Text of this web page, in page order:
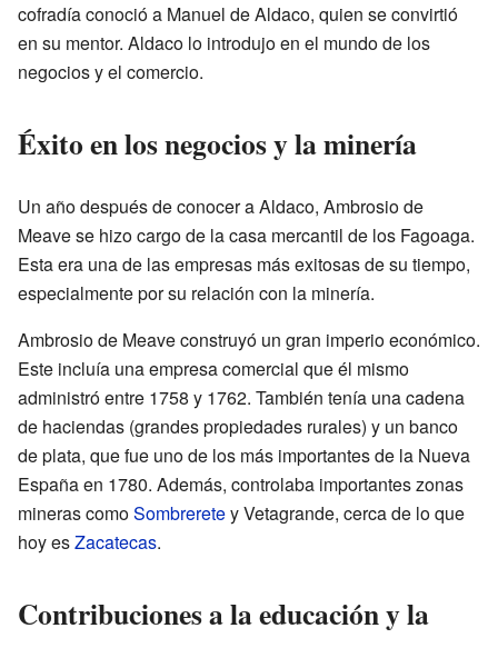
cofradía conoció a Manuel de Aldaco, quien se convirtió
en su mentor. Aldaco lo introdujo en el mundo de los
negocios y el comercio.
Éxito en los negocios y la minería
Un año después de conocer a Aldaco, Ambrosio de
Meave se hizo cargo de la casa mercantil de los Fagoaga.
Esta era una de las empresas más exitosas de su tiempo,
especialmente por su relación con la minería.
Ambrosio de Meave construyó un gran imperio económico.
Este incluía una empresa comercial que él mismo
administró entre 1758 y 1762. También tenía una cadena
de haciendas (grandes propiedades rurales) y un banco
de plata, que fue uno de los más importantes de la Nueva
España en 1780. Además, controlaba importantes zonas
mineras comoSombreretey Vetagrande, cerca de lo que
hoy esZacatecas.
Contribuciones a la educación y la